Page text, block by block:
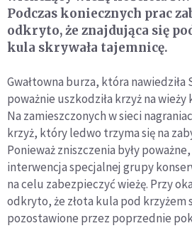
Podczas koniecznych prac
odkryto, że znajdująca się
kula skrywała tajemnicę.
Gwałtowna burza, która nawiedziła
poważnie uszkodziła krzyż na wieży
Na zamieszczonych w sieci
krzyż, który ledwo trzyma się na
Ponieważ zniszczenia były
interwencja specjalnej grupy
na celu zabezpieczyć wieżę. Przy
odkryto, że złota kula pod krzyżem
pozostawione przez poprzednie